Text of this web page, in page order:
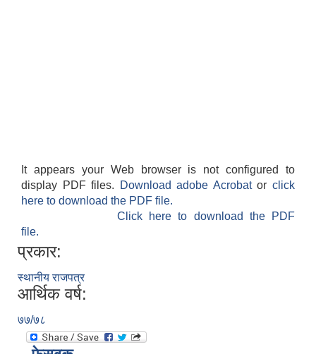
It appears your Web browser is not configured to
display PDF files.
Download adobe Acrobatorclick
here to download the PDF file.
Click here to download the PDF
file.
प्रकार:
स्थानीय राजपत्र
आर्थिक वर्ष:
७७/७८